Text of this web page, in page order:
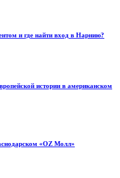
и где найти вход в Нарнию?
истории в американском
«OZ Молл»